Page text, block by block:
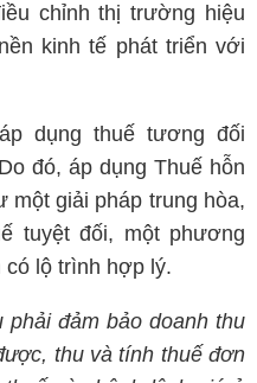
chỉnh thị trường hiệu
kinh tế phát triển với
dụng thuế tương đối
đó, áp dụng Thuế hỗn
một giải pháp trung hòa,
tuyệt đối, một phương
lộ trình hợp lý.
phải đảm bảo doanh thu
thu và tính thuế đơn